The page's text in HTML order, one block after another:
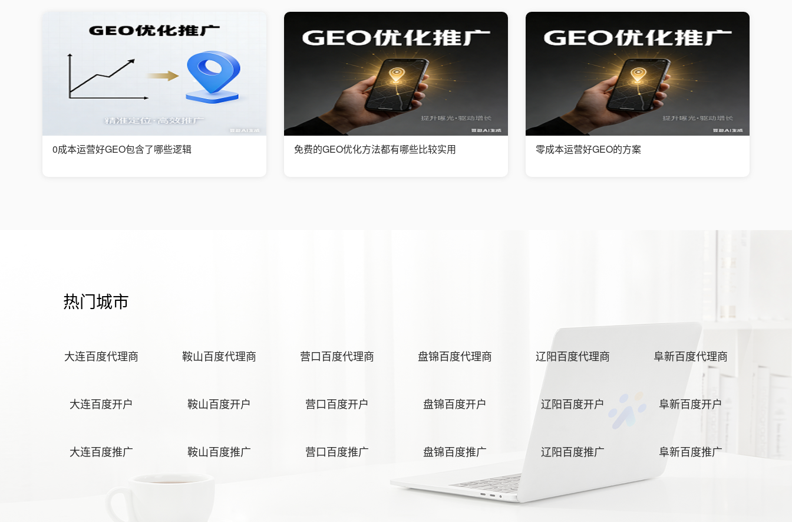
0成本运营好GEO包含了哪些逻辑 免费的GEO优化方法都有哪些比较实用 零成本运营好GEO的方案
热门城市
大连百度代理商 鞍山百度代理商 营口百度代理商 盘锦百度代理商 辽阳百度代理商 阜新百度代理商
大连百度开户 鞍山百度开户 营口百度开户 盘锦百度开户 辽阳百度开户 阜新百度开户
大连百度推广 鞍山百度推广 营口百度推广 盘锦百度推广 辽阳百度推广 阜新百度推广